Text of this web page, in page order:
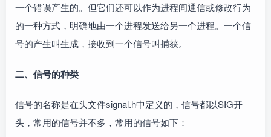
一个错误产生的。但它们还可以作为进程间通信或修改行为
的一种方式，明确地由一个进程发送给另一个进程。一个信
号的产生叫生成，接收到一个信号叫捕获。
二、信号的种类
信号的名称是在头文件signal.h中定义的，信号都以SIG开
头，常用的信号并不多，常用的信号如下：